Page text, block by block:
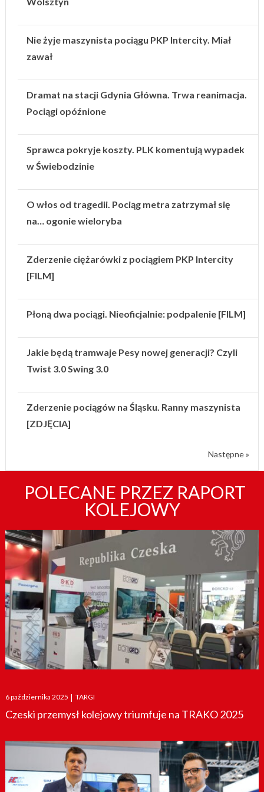
Nie żyje maszynista pociągu PKP Intercity. Miał
zawał
Dramat na stacji Gdynia Główna. Trwa reanimacja.
Pociągi opóźnione
Sprawca pokryje koszty. PLK komentują wypadek
w Świebodzinie
O włos od tragedii. Pociąg metra zatrzymał się
na… ogonie wieloryba
Zderzenie ciężarówki z pociągiem PKP Intercity
[FILM]
Płoną dwa pociągi. Nieoficjalnie: podpalenie [FILM]
Jakie będą tramwaje Pesy nowej generacji? Czyli
Twist 3.0 Swing 3.0
Zderzenie pociągów na Śląsku. Ranny maszynista
[ZDJĘCIA]
Następne »
POLECANE PRZEZ RAPORT
KOLEJOWY
Posted
on
6 października 2025 | TARGI
Czeski przemysł kolejowy triumfuje na TRAKO 2025